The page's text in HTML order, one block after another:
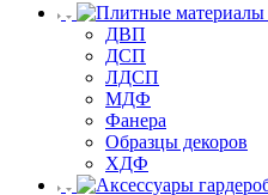
ДВП
ДСП
ЛДСП
МДФ
Фанера
Образцы декоров
ХДФ